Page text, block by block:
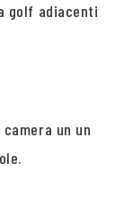
golf adiacenti
un un